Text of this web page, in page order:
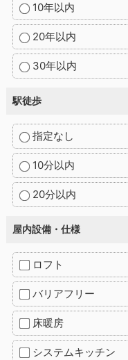
10年以内
20年以内
30年以内
駅徒歩
指定なし
10分以内
20分以内
屋内設備・仕様
ロフト
バリアフリー
床暖房
システムキッチン